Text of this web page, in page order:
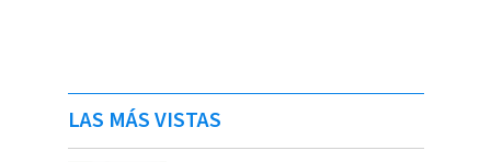
LAS MÁS VISTAS